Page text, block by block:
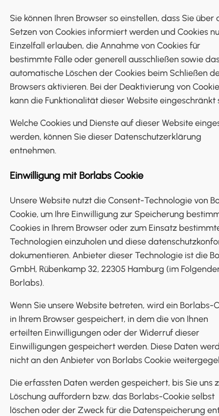
Sie können Ihren Browser so einstellen, dass Sie über
Setzen von Cookies informiert werden und Cookies
Einzelfall erlauben, die Annahme von Cookies für
bestimmte Fälle oder generell ausschließen sowie
automatische Löschen der Cookies beim Schließen
Browsers aktivieren. Bei der Deaktivierung von
kann die Funktionalität dieser Website eingeschränkt
Welche Cookies und Dienste auf dieser Website
werden, können Sie dieser Datenschutzerklärung
entnehmen.
Einwilligung mit Borlabs Cookie
Unsere Website nutzt die Consent-Technologie von
Cookie, um Ihre Einwilligung zur Speicherung
Cookies in Ihrem Browser oder zum Einsatz
Technologien einzuholen und diese
dokumentieren. Anbieter dieser Technologie ist die
GmbH, Rübenkamp 32, 22305 Hamburg (im
Borlabs).
Wenn Sie unsere Website betreten, wird ein Borlabs-
in Ihrem Browser gespeichert, in dem die von Ihnen
erteilten Einwilligungen oder der Widerruf dieser
Einwilligungen gespeichert werden. Diese Daten
nicht an den Anbieter von Borlabs Cookie
Die erfassten Daten werden gespeichert, bis Sie uns
Löschung auffordern bzw. das Borlabs-Cookie selbst
löschen oder der Zweck für die Datenspeicherung